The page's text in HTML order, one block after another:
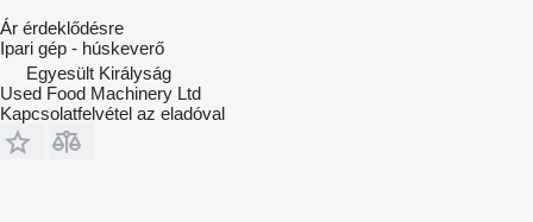
Ár érdeklődésre
Ipari gép - húskeverő
Egyesült Királyság
Used Food Machinery Ltd
Kapcsolatfelvétel az eladóval